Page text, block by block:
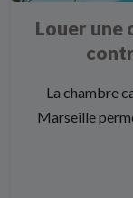
Louer une
La chambre
Marseille